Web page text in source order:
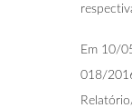
Em 10/
018/